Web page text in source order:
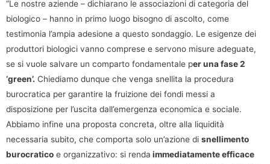
“Le nostre aziende – dichiarano le associazioni di categoria del
biologico – hanno in primo luogo bisogno di ascolto, come
testimonia l’ampia adesione a questo sondaggio. Le esigenze dei
produttori biologici vanno comprese e servono misure adeguate,
se si vuole salvare un comparto fondamentale per una fase 2
‘green’. Chiediamo dunque che venga snellita la procedura
burocratica per garantire la fruizione dei fondi messi a
disposizione per l’uscita dall’emergenza economica e sociale.
Abbiamo infine una proposta concreta, oltre alla liquidità
necessaria subito, che comporta solo un’azione di snellimento
burocratico e organizzativo: si renda immediatamente efficace